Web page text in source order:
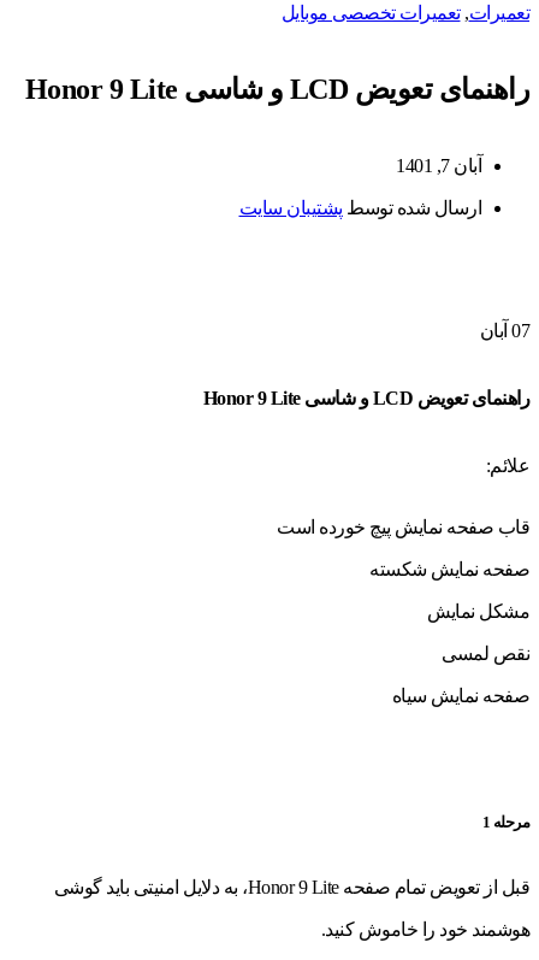
تعمیرات,تعمیرات تخصصی موبایل
راهنمای تعویض LCD و شاسی Honor 9 Lite
آبان 7, 1401
ارسال شده توسط پشتیبان سایت
07 آبان
راهنمای تعویض LCD و شاسی Honor 9 Lite
علائم:
قاب صفحه نمایش پیچ خورده است
صفحه نمایش شکسته
مشکل نمایش
نقص لمسی
صفحه نمایش سیاه
مرحله 1
قبل از تعویض تمام صفحه Honor 9 Lite، به دلایل امنیتی باید گوشی
هوشمند خود را خاموش کنید.